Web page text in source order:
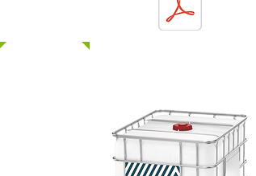
ARACO SP 430 لها تأثير
تشتيت قوي مع العناصر
الخرسانة وخصائص قوتها
الميكانيكية.
لا يحتوي ARACO SP 430